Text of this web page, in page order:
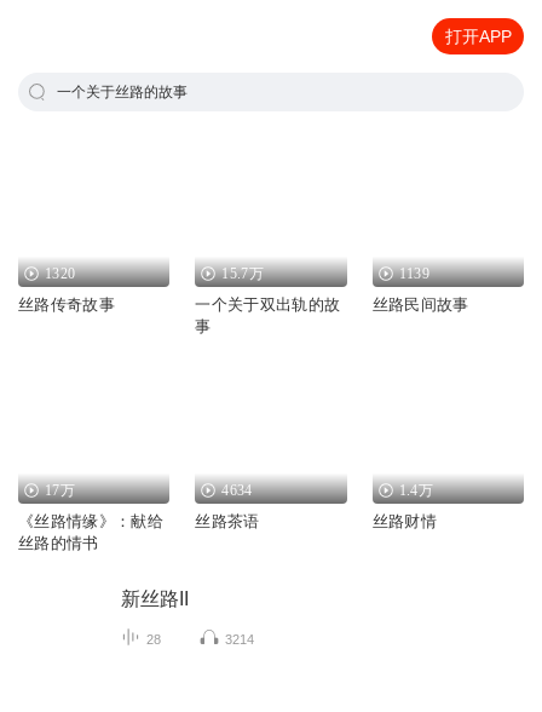
打开APP
一个关于丝路的故事
1320
丝路传奇故事
15.7万
一个关于双出轨的故
事
1139
丝路民间故事
17万
《丝路情缘》：献给
丝路的情书
4634
丝路茶语
1.4万
丝路财情
新丝路II
28 3214